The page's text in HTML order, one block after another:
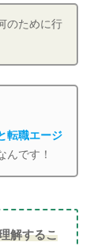
のために行
転職エージ
んです！
解するこ